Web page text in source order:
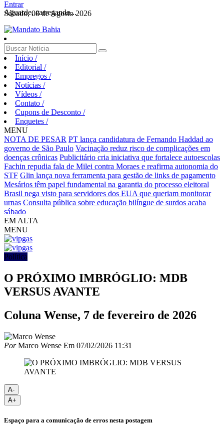
Aguarde, carregando...
Entrar
Sábado, 08 de Agosto 2026
Início /
Editorial /
Empregos /
Notícias /
Vídeos /
Contato /
Cupons de Desconto /
Enquetes /
MENU
NOTA DE PESAR PT lança candidatura de Fernando Haddad ao
governo de São Paulo Vacinação reduz risco de complicações em
doenças crônicas Publicitário cria iniciativa que fortalece autoescolas
Fachin repudia fala de Milei contra Moraes e reafirma autonomia do
STF Glin lança nova ferramenta para gestão de links de pagamento
Mesários têm papel fundamental na garantia do processo eleitoral
Brasil nega visto para servidores dos EUA que queriam monitorar
urnas Consulta pública sobre educação bilíngue de surdos acaba
sábado
EM ALTA
MENU
Política
O PRÓXIMO IMBRÓGLIO: MDB
VERSUS AVANTE
Coluna Wense, 7 de fevereiro de 2026
PorMarco Wense Em 07/02/2026 11:31
A-
A+
Espaço para a comunicação de erros nesta postagem